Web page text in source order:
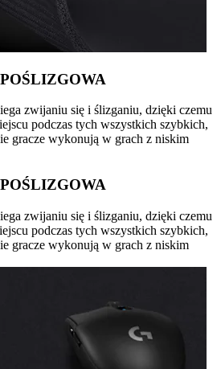
zwijaniu się i ślizganiu, dzięki czemu
podczas tych wszystkich szybkich,
gracze wykonują w grach z niskim
zwijaniu się i ślizganiu, dzięki czemu
podczas tych wszystkich szybkich,
gracze wykonują w grach z niskim